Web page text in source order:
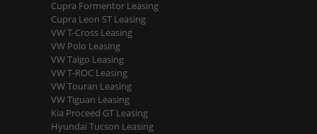
Cupra Formentor Leasing
Cupra Leon ST Leasing
VW T-Cross Leasing
VW Polo Leasing
VW Taigo Leasing
VW T-ROC Leasing
VW Touran Leasing
VW Tiguan Leasing
Kia Proceed GT Leasing
Hyundai Tucson Leasing